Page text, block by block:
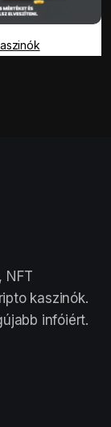
NFT
kaszinók.
infóiért.